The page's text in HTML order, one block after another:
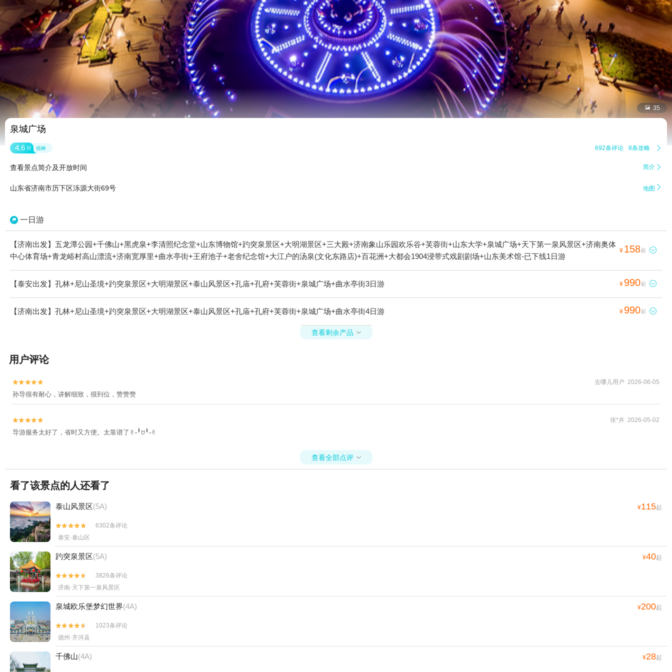
 35
泉城广场
4.6 分 很棒 692条评论 8条攻略 
查看景点简介及开放时间 简介 
山东省济南市历下区泺源大街69号 地图 
一日游
【济南出发】五龙潭公园+千佛山+黑虎泉+李清照纪念堂+山东博物馆+趵突泉景区+大明湖景区+三大殿+济南象山乐园欢乐谷+芙蓉街+山东大学+泉城广场+天下第一泉风景区+济南奥体
中心体育场+青龙峪村高山漂流+济南宽厚里+曲水亭街+王府池子+老舍纪念馆+大江户的汤泉(文化东路店)+百花洲+大都会1904浸带式戏剧剧场+山东美术馆-已下线1日游
¥ 158起 
【泰安出发】孔林+尼山圣境+趵突泉景区+大明湖景区+泰山风景区+孔庙+孔府+芙蓉街+泉城广场+曲水亭街3日游 ¥ 990起 
【济南出发】孔林+尼山圣境+趵突泉景区+大明湖景区+泰山风景区+孔庙+孔府+芙蓉街+泉城广场+曲水亭街4日游 ¥ 990起 
查看剩余产品 
用户评论

 去哪儿用户 2026-06-05
孙导很有耐心，讲解细致，很到位，赞赞赞

 张*卉 2026-05-02
导游服务太好了，省时又方便。太靠谱了✌︎˶╹ꇴ╹˶✌︎
查看全部点评 
看了该景点的人还看了
泰山风景区(5A) ¥115起


6302条评论
泰安·泰山区
趵突泉景区(5A) ¥40起


3826条评论
济南·天下第一泉风景区
泉城欧乐堡梦幻世界(4A) ¥200起


1023条评论
德州·齐河县
千佛山(4A) ¥28起